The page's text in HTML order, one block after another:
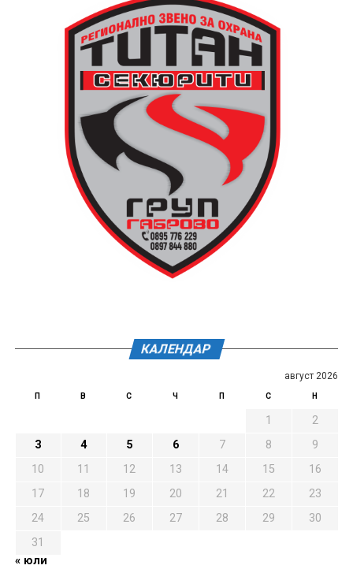
КАЛЕНДАР
август 2026
П В С Ч П С Н
1
2
3
4 5 6 7 8
9
10
11 12 13 14 15
16
17
18 19 20 21 22
23
24
25 26 27 28 29
30
31
« юли